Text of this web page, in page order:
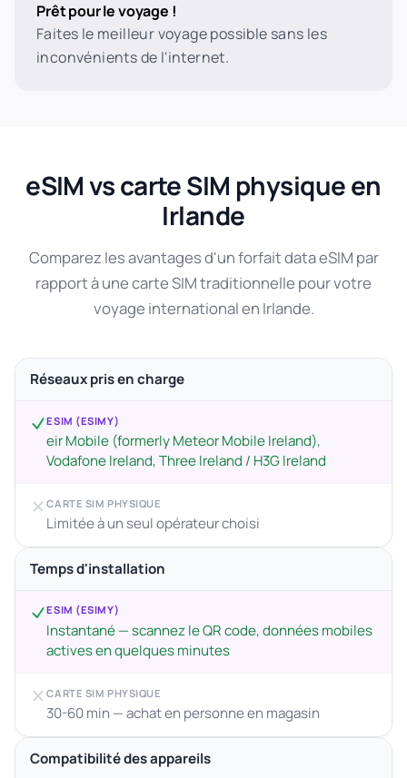
Prêt pour le voyage !
Faites le meilleur voyage possible sans les
inconvénients de l'internet.
eSIM vs carte SIM physique en
Irlande
Comparez les avantages d'un forfait data eSIM par
rapport à une carte SIM traditionnelle pour votre
voyage international en Irlande.
Réseaux pris en charge
ESIM (ESIMY)
eir Mobile (formerly Meteor Mobile Ireland),
Vodafone Ireland, Three Ireland / H3G Ireland
CARTE SIM PHYSIQUE
Limitée à un seul opérateur choisi
Temps d'installation
ESIM (ESIMY)
Instantané — scannez le QR code, données mobiles
actives en quelques minutes
CARTE SIM PHYSIQUE
30-60 min — achat en personne en magasin
Compatibilité des appareils